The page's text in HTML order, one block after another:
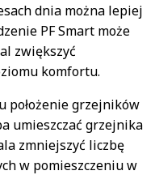
dnia można lepiej
PF Smart może
zwiększyć
komfortu.
położenie grzejników
umieszczać grzejnika
zmniejszyć liczbę
w pomieszczeniu w